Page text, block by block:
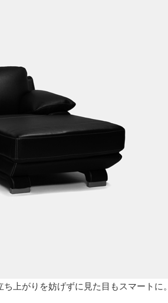
上がりを妨げずに見た目もスマートに。